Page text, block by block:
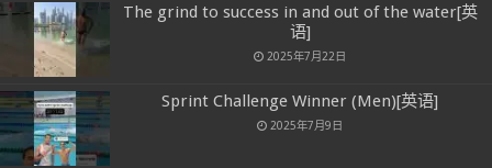
The grind to success in and out of the water[英
语]
2025年7月22日
Sprint Challenge Winner (Men)[英语]
2025年7月9日